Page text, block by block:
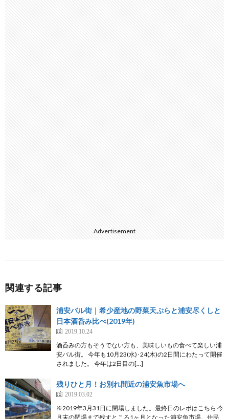
Advertisement
関連する記事
浦安バル街｜希少産地の野菜天ぷらと浦安尽くしと
日本酒呑み比べ(2019年)
2019.10.24
酒呑みの方もそうでない方も、美味しいもの食べて楽しい浦
安バル街。 今年も10月23(水)･24(木)の2日間にわたって開催
されました。 今年は2日目の[…]
残りひと月！お別れ間近の浦安魚市場へ
2019.03.02
※2019年3月31日に閉場しました。最終日のレポはこちら 今
月末の閉場まで残すところ1ヶ月となった浦安魚市場。住民